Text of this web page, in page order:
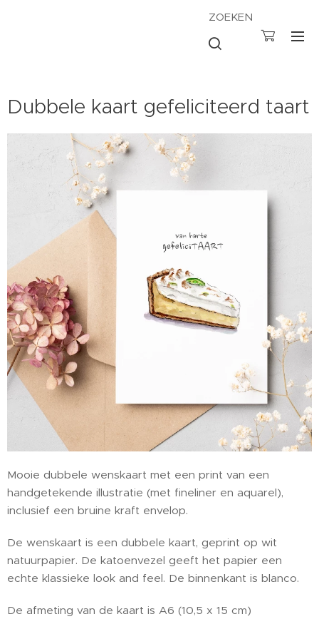
ZOEKEN
Dubbele kaart gefeliciteerd taart
Mooie dubbele wenskaart met een print van een
handgetekende illustratie (met fineliner en aquarel),
inclusief een bruine kraft envelop.
De wenskaart is een dubbele kaart, geprint op wit
natuurpapier. De katoenvezel geeft het papier een
echte klassieke look and feel. De binnenkant is blanco.
De afmeting van de kaart is A6 (10,5 x 15 cm)